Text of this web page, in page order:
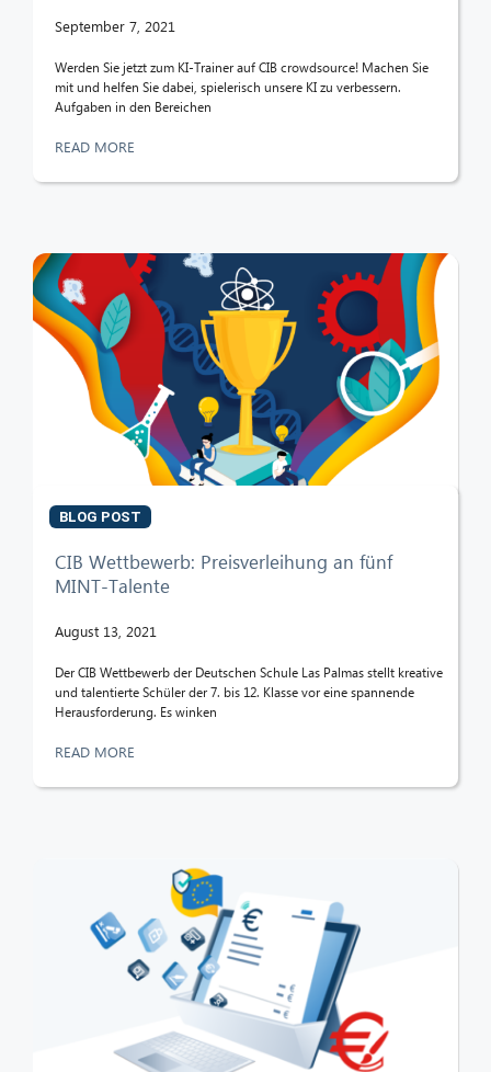
September 7, 2021
Werden Sie jetzt zum KI-Trainer auf CIB crowdsource! Machen Sie
mit und helfen Sie dabei, spielerisch unsere KI zu verbessern.
Aufgaben in den Bereichen
READ MORE
BLOG POST
CIB Wettbewerb: Preisverleihung an fünf
MINT-Talente
August 13, 2021
Der CIB Wettbewerb der Deutschen Schule Las Palmas stellt kreative
und talentierte Schüler der 7. bis 12. Klasse vor eine spannende
Herausforderung. Es winken
READ MORE